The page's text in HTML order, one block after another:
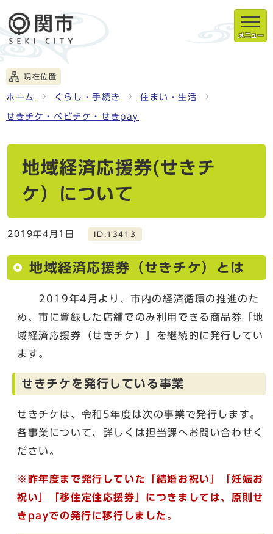
メニュー
現在位置
ホーム くらし・手続き 住まい・生活
せきチケ・ベビチケ・せきpay
地域経済応援券(せきチ
ケ）について
2019年4月1日 ID:13413
地域経済応援券（せきチケ）とは
2019年4月より、市内の経済循環の推進のた
め、市に登録した店舗でのみ利用できる商品券「地
域経済応援券（せきチケ）」を継続的に発行してい
ます。
せきチケを発行している事業
せきチケは、令和5年度は次の事業で発行します。
各事業について、詳しくは担当課へお問い合わせく
ださい。
※昨年度まで発行していた「結婚お祝い」「妊娠お
祝い」「移住定住応援券」につきましては、原則せ
きpayでの発行に移行しました。